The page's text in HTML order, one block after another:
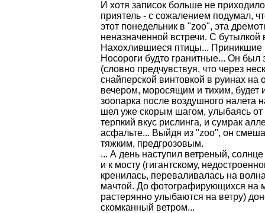
И хотя записок больше не
приятель - с сожалением подумал,
этот понедельник в "zoo", эта
неназначенной встречи. С
Нахохлившиеся птицы... Приникшие
Носороги будто гранитные... Он
(словно предчувствуя, что через
снайперской винтовкой в руинах на
вечером, моросящим и тихим, будет
зоопарка после воздушного налета
шел уже скорым шагом, улыбаясь от
терпкий вкус рислинга, и сумрак
асфальте... Выйдя из "zoo", он
тяжким, предгрозовым.
... А день наступил ветреный,
и к мосту (гигантскому,
кренилась, переваливалась на
мачтой. До фотографирующихся на
растерянно улыбаются на ветру)
скомканный ветром...